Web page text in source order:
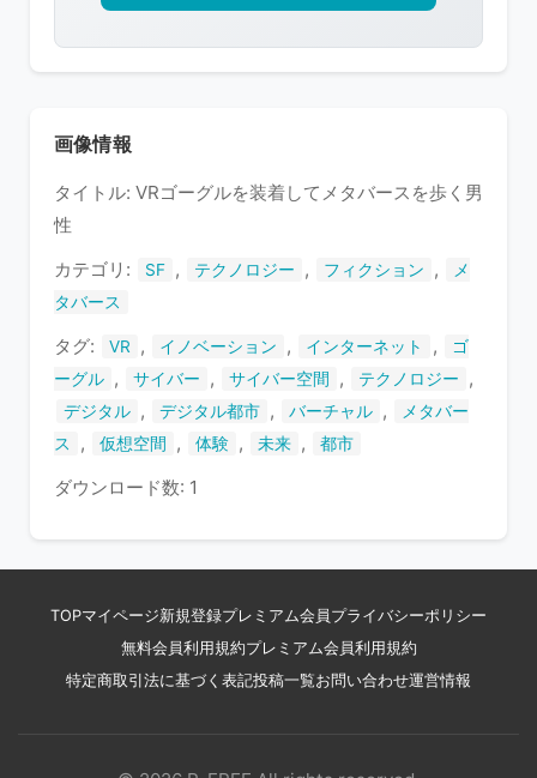
護
い
す
画像情報
タイトル: VRゴーグルを装着してメタバースを歩く男
性
カテゴリ:
SF , テクノロジー , フィクション ,
メ
タバース
タグ: VR , イノベーション , インターネット ,
ゴ
ーグル , サイバー , サイバー空間 , テクノロジー ,
デジタル , デジタル都市 , バーチャル ,
メタバー
ス
, 仮想空間 , 体験 , 未来 , 都市
ダウンロード数: 1
TOPマイページ新規登録プレミアム会員 プライバシーポリシー
無料会員利用規約プレミアム会員利用規約
特定商取引法に基づく表記投稿一覧お問い合わせ運営情報